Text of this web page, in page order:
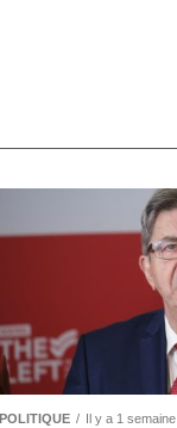
POLITIQUE Il y a 1 semaine